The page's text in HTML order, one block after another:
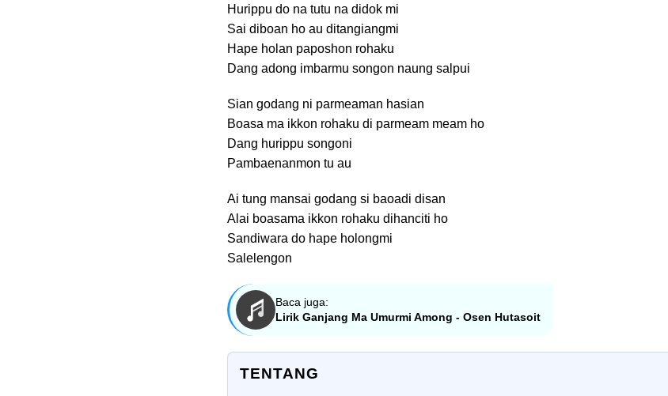
Hurippu do na tutu na didok mi
Sai diboan ho au ditangiangmi
Hape holan paposhon rohaku
Dang adong imbarmu songon naung salpui
Sian godang ni parmeaman hasian
Boasa ma ikkon rohaku di parmeam meam ho
Dang hurippu songoni
Pambaenanmon tu au
Ai tung mansai godang si baoadi disan
Alai boasama ikkon rohaku dihanciti ho
Sandiwara do hape holongmi
Salelengon
Baca juga:
Lirik Ganjang Ma Umurmi Among - Osen Hutasoit
TENTANG